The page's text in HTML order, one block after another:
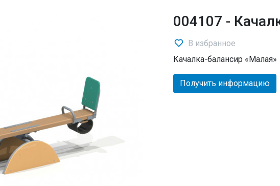
004107 -
В избранное
Качалка-балансир «Малая»
Получить информацию